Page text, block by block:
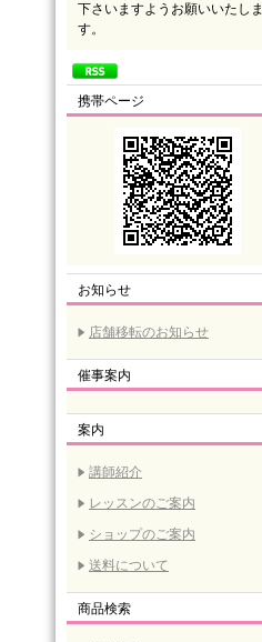
下さいますようお願いいたしま
す。
携帯ページ
お知らせ
店舗移転のお知らせ
催事案内
案内
講師紹介
レッスンのご案内
ショップのご案内
送料について
商品検索